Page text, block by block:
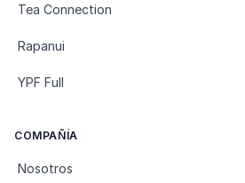
Tea Connection
Rapanui
YPF Full
COMPAÑÍA
Nosotros